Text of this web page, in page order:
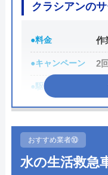
東
対応エリア 日
クラシアンの
●料金 作
●キャンペーン 2
●駆けつけ時間
●受付時間 24
●定休日
●出張見積もり
お
至
おすすめ業者⑩
水の生活救急